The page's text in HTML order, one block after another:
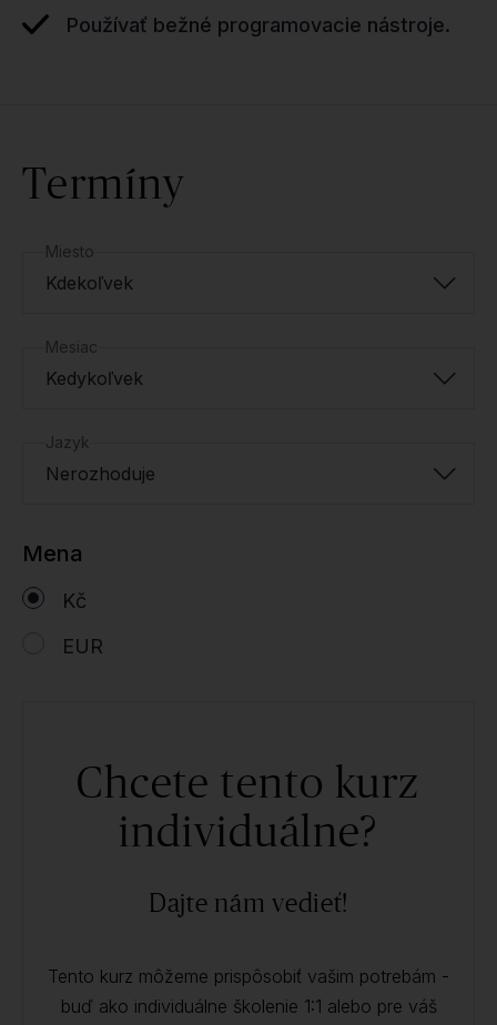
Používať bežné programovacie nástroje.
Termíny
Miesto
Kdekoľvek
Mesiac
Kedykoľvek
Jazyk
Nerozhoduje
Mena
Kč
EUR
Chcete tento kurz
individuálne?
Dajte nám vedieť!
Tento kurz môžeme prispôsobiť vašim potrebám -
buď ako individuálne školenie 1:1 alebo pre váš